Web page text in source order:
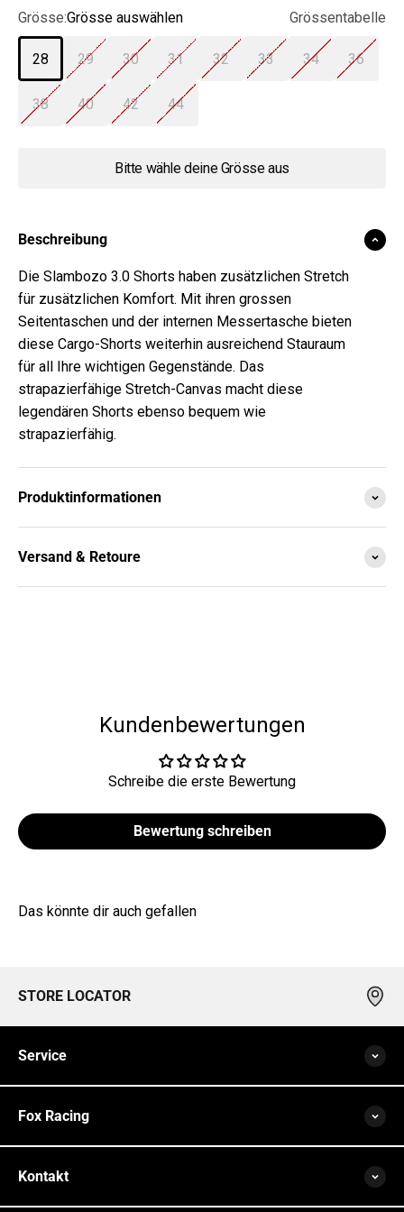
Grösse:Grösse auswählen Grössentabelle
28 29 30 31 32 33 34 36
38 40 42 44
Bitte wähle deine Grösse aus
Beschreibung
Die Slambozo 3.0 Shorts haben zusätzlichen Stretch
für zusätzlichen Komfort. Mit ihren grossen
Seitentaschen und der internen Messertasche bieten
diese Cargo-Shorts weiterhin ausreichend Stauraum
für all Ihre wichtigen Gegenstände. Das
strapazierfähige Stretch-Canvas macht diese
legendären Shorts ebenso bequem wie
strapazierfähig.
Produktinformationen
Versand & Retoure
Kundenbewertungen
Schreibe die erste Bewertung
Bewertung schreiben
Das könnte dir auch gefallen
STORE LOCATOR
Service
Fox Racing
Kontakt